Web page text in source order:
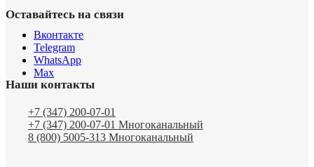
Оставайтесь на связи
Вконтакте
Telegram
WhatsApp
Max
Наши контакты
+7 (347) 200-07-01
+7 (347) 200-07-01 Многоканальный
8 (800) 5005-313 Многоканальный